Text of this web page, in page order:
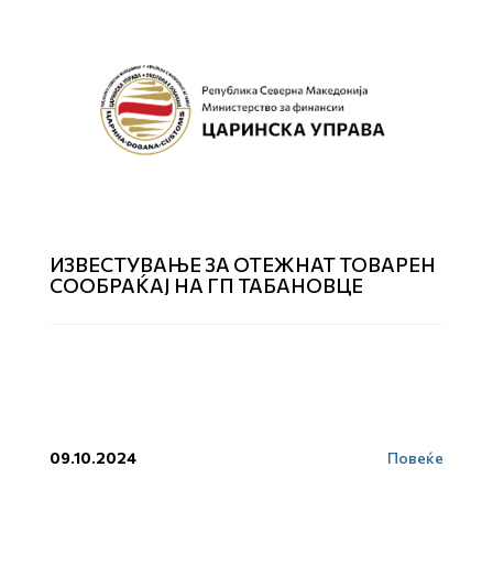
ИЗВЕСТУВАЊЕ ЗА ОТЕЖНАТ ТОВАРЕН
СООБРАЌАЈ НА ГП ТАБАНОВЦЕ
09.10.2024 Повеќе